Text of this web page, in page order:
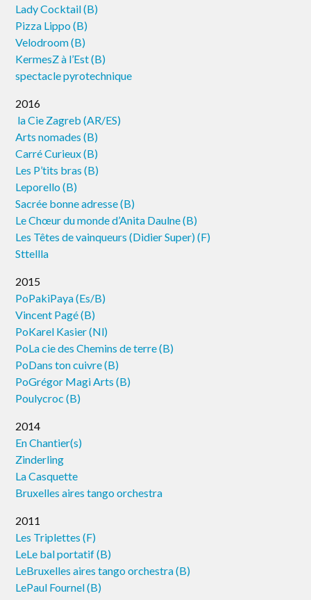
Lady Cocktail (B)
Pizza Lippo (B)
Velodroom (B)
KermesZ à l’Est (B)
spectacle pyrotechnique
2016
la Cie Zagreb (AR/ES)
Arts nomades (B)
Carré Curieux (B)
Les P’tits bras (B)
Leporello (B)
Sacrée bonne adresse (B)
Le Chœur du monde d’Anita Daulne (B)
Les Têtes de vainqueurs (Didier Super) (F)
Sttellla
2015
PoPakiPaya (Es/B)
Vincent Pagé (B)
PoKarel Kasier (Nl)
PoLa cie des Chemins de terre (B)
PoDans ton cuivre (B)
PoGrégor Magi Arts (B)
Poulycroc (B)
2014
En Chantier(s)
Zinderling
La Casquette
Bruxelles aires tango orchestra
2011
Les Triplettes (F)
LeLe bal portatif (B)
LeBruxelles aires tango orchestra (B)
LePaul Fournel (B)